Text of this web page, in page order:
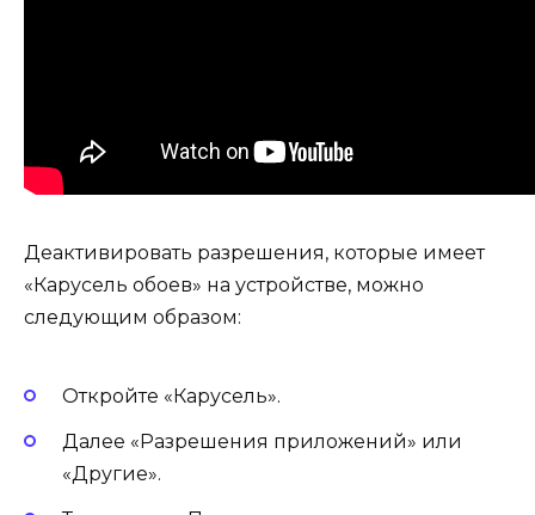
Деактивировать разрешения, которые имеет
«Карусель обоев» на устройстве, можно
следующим образом:
Откройте «Карусель».
Далее «Разрешения приложений» или
«Другие».